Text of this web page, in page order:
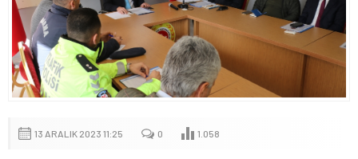
13 ARALIK 2023 11:25 0 1.058